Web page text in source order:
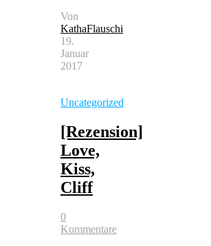
Von
KathaFlauschi
19.
Januar
2017
Uncategorized
[Rezension]
Love,
Kiss,
Cliff
0
Kommentare